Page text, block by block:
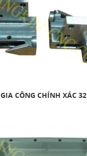
GIA CÔNG CHÍNH XÁC 32